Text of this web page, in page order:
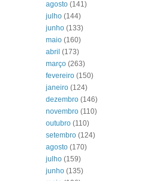
agosto (141)
julho (144)
junho (133)
maio (160)
abril (173)
março (263)
fevereiro (150)
janeiro (124)
dezembro (146)
novembro (110)
outubro (110)
setembro (124)
agosto (170)
julho (159)
junho (135)